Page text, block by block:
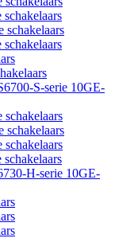
schakelaars
S-serie 10GE-
schakelaars
H-serie 10GE-